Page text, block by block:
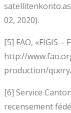
02, 2020).
[5] FAO, «FIGIS
http://
production/
[6] Service
recensement